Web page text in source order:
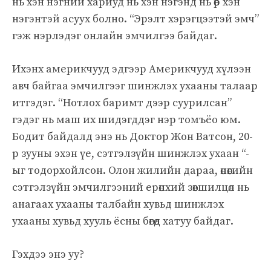
нэгэнтэй асуух болно. “Эрэлт хэрэгцээтэй эмч”
гэж нэрлэдэг онлайн эмчилгээ байдаг.
Ихэнх америкчууд эдгээр Америкчууд хүлээн
авч байгаа эмчилгээг шинжлэх ухааны талаар
итгэдэг. “Нотлох баримт дээр суурилсан”
гэдэг нь маш их шидэгддэг нэр томъёо юм.
Бодит байдалд энэ нь Доктор Жон Ватсон, 20-
р зууны эхэн үе, сэтгэлзүйн шинжлэх ухаан “-
ыг тодорхойлсон. Олон жилийн дараа, өнөөгийн
сэтгэлзүйн эмчилгээний ерөнхий зөвшилцөл нь
анагаах ухааны талбайн хувьд шинжлэх
ухааны хувьд хууль ёсны бөгөөд хатуу байдаг.
Гэхдээ энэ уу?